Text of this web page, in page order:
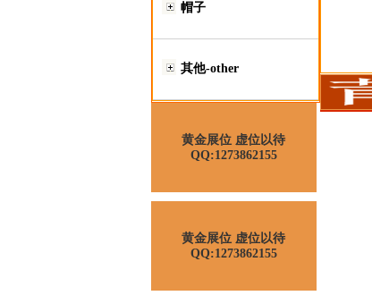
帽子
其他-other
黄金展位 虚位以待
QQ:1273862155
黄金展位 虚位以待
QQ:1273862155